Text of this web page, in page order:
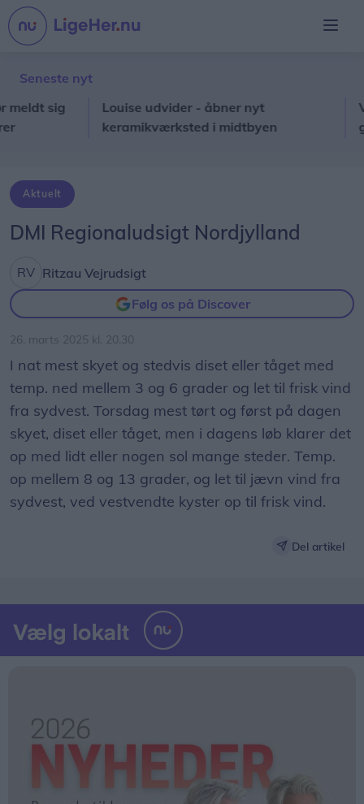
Seneste nyt
sig
Louise udvider - åbner nyt
keramikværksted i midtbyen
Aktuelt
DMI Regionaludsigt Nordjylland
Ritzau Vejrudsigt
Følg os på Discover
26. marts 2025 kl. 20.30
I nat mest skyet og stedvis diset eller tåget med
temp. ned mellem 3 og 6 grader og let til frisk vind
fra sydvest. Torsdag mest tørt og først på dagen
skyet, diset eller tåget, men i dagens løb klarer det
op med lidt eller nogen sol mange steder. Temp.
op mellem 8 og 13 grader, og let til jævn vind fra
sydvest, ved vestvendte kyster op til frisk vind.
Del artikel